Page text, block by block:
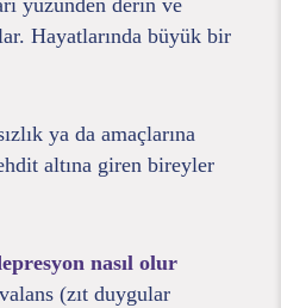
yüzünden derin ve
Hayatlarında büyük bir
ya da amaçlarına
altına giren bireyler
nasıl olur
(zıt duygular